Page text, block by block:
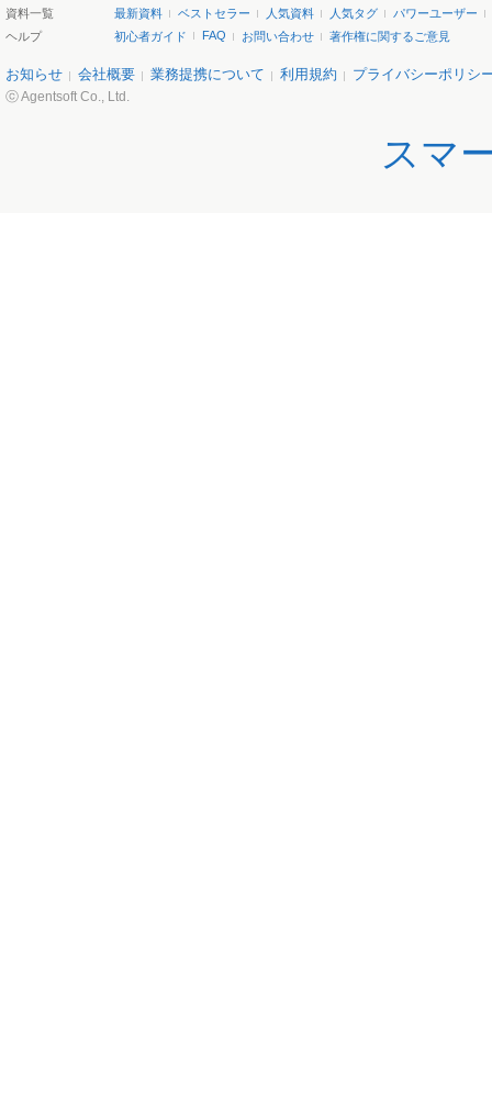
資料一覧 最新資料 ベストセラー 人気資料 人気タグ
パワーユーザー
ヘルプ
初心者ガイド FAQ お問い合わせ 著作権に関するご意見
お知らせ 会社概要 業務提携について 利用規約 プライバシーポリシ
ⓒ Agentsoft Co., Ltd.
スマ